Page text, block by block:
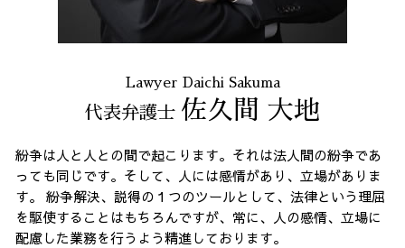
Lawyer Daichi Sakuma
代表弁護士 佐久間 大地
紛争は人と人との間で起こります。それは法人間の紛争であ
っても同じです。そして、人には感情があり、立場がありま
す。 紛争解決、説得の１つのツールとして、法律という理屈
を駆使することはもちろんですが、常に、人の感情、立場に
配慮した業務を行うよう精進しております。